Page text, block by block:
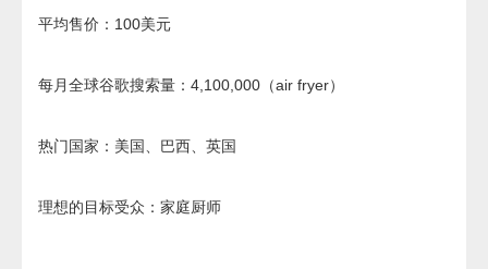
平均售价：100美元
每月全球谷歌搜索量：4,100,000（air fryer）
热门国家：美国、巴西、英国
理想的目标受众：家庭厨师